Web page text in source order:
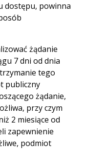
dostępu, powinna
żądanie
7 dni od dnia
tego
publiczny
żądanie,
przy czym
2 miesiące od
zapewnienie
podmiot